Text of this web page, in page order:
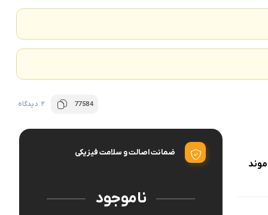
و مصرفی نوشیدنی‌ساز
ظروف سرو و پذیرایی
کلمن و فلاسک77584 2 دیدگاه
ضمانت اصالت و سلامت فیزیکی
ناموجود